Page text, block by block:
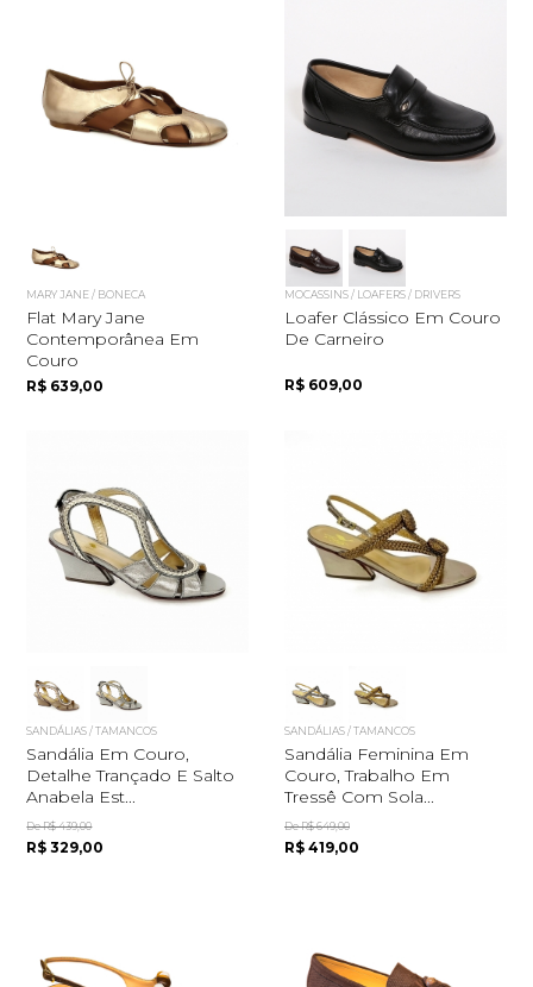
MARY JANE / BONECA
Flat Mary Jane
Contemporânea Em
Couro
R$ 639,00
MOCASSINS / LOAFERS / DRIVERS
Loafer Clássico Em Couro
De Carneiro
R$ 609,00
SANDÁLIAS / TAMANCOS
Sandália Em Couro,
Detalhe Trançado E Salto
Anabela Est...
De R$ 439,00
R$ 329,00
SANDÁLIAS / TAMANCOS
Sandália Feminina Em
Couro, Trabalho Em
Tressê Com Sola...
De R$ 649,00
R$ 419,00